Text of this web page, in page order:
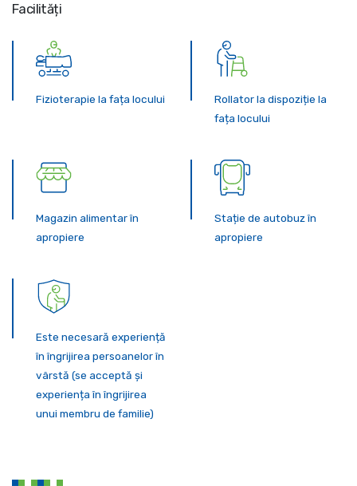
Facilități
Fizioterapie la fața locului
Rollator la dispoziție la
fața locului
Magazin alimentar în
apropiere
Stație de autobuz în
apropiere
Este necesară experiență
în îngrijirea persoanelor în
vârstă (se acceptă și
experiența în îngrijirea
unui membru de familie)